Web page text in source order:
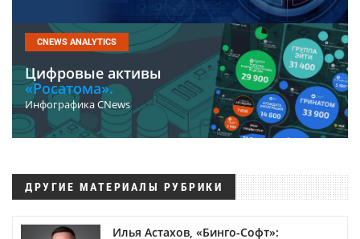
CNEWS ANALYTICS
Цифровые активы
«Росатома».
Инфографика CNews
ДРУГИЕ МАТЕРИАЛЫ РУБРИКИ
Илья Астахов, «Бинго-Софт»: